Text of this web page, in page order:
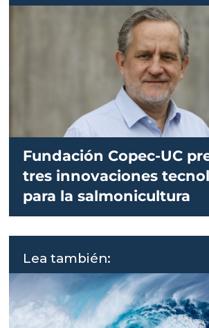
Fundación Copec-UC
tres innovaciones
para la salmonicultura
Lea también: